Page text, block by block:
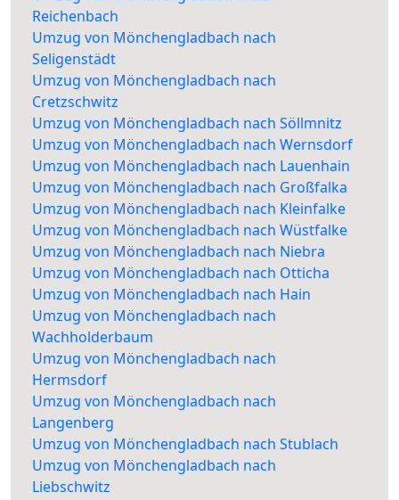
Reichenbach
Umzug von Mönchengladbach nach
Seligenstädt
Umzug von Mönchengladbach nach
Cretzschwitz
Umzug von Mönchengladbach nach Söllmnitz
Umzug von Mönchengladbach nach Wernsdorf
Umzug von Mönchengladbach nach Lauenhain
Umzug von Mönchengladbach nach Großfalka
Umzug von Mönchengladbach nach Kleinfalke
Umzug von Mönchengladbach nach Wüstfalke
Umzug von Mönchengladbach nach Niebra
Umzug von Mönchengladbach nach Otticha
Umzug von Mönchengladbach nach Hain
Umzug von Mönchengladbach nach
Wachholderbaum
Umzug von Mönchengladbach nach
Hermsdorf
Umzug von Mönchengladbach nach
Langenberg
Umzug von Mönchengladbach nach Stublach
Umzug von Mönchengladbach nach
Liebschwitz